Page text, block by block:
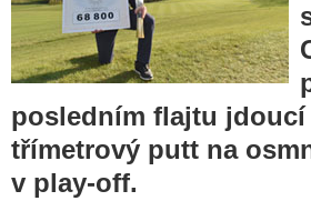
posledním flajtu jdoucí
třímetrový putt na
v play-off.